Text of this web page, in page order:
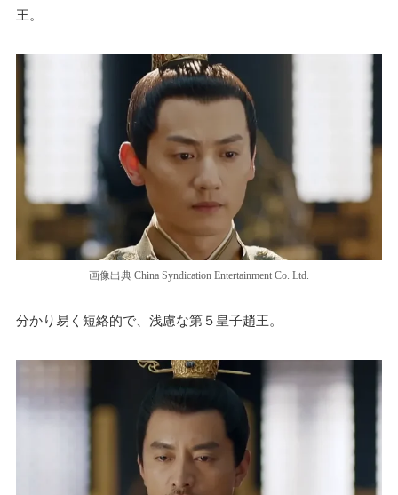
王。
画像出典 China Syndication Entertainment Co. Ltd.
分かり易く短絡的で、浅慮な第５皇子趙王。